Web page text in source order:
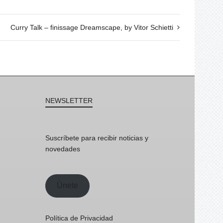
Curry Talk – finissage Dreamscape, by Vitor Schietti
NEWSLETTER
Suscríbete para recibir noticias y
novedades
Únete
Política de Privacidad